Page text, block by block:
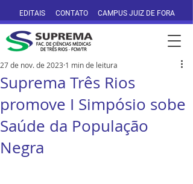
EDITAIS CONTATO CAMPUS JUIZ DE FORA
Suprema Três Rios
promove I Simpósio sobe
Saúde da População
Negra
27 de nov. de 2023 1 min de leitura